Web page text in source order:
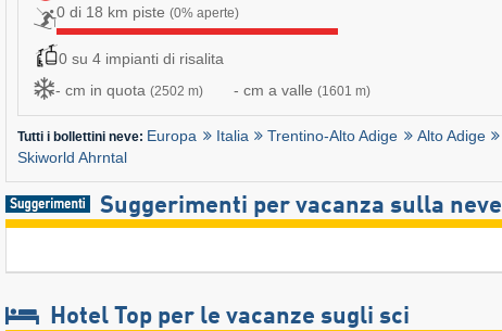
0 di 18 km piste (0% aperte)
0 su 4 impianti di risalita
- cm in quota (2502 m) - cm a valle (1601 m)
Tutti i bollettini neve: Europa Italia Trentino-Alto Adige Alto Adige
Skiworld Ahrntal
Suggerimenti per vacanza sulla neve
Hotel Top per le vacanze sugli sci